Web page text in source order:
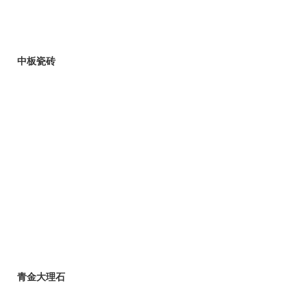
中板瓷砖
青金大理石